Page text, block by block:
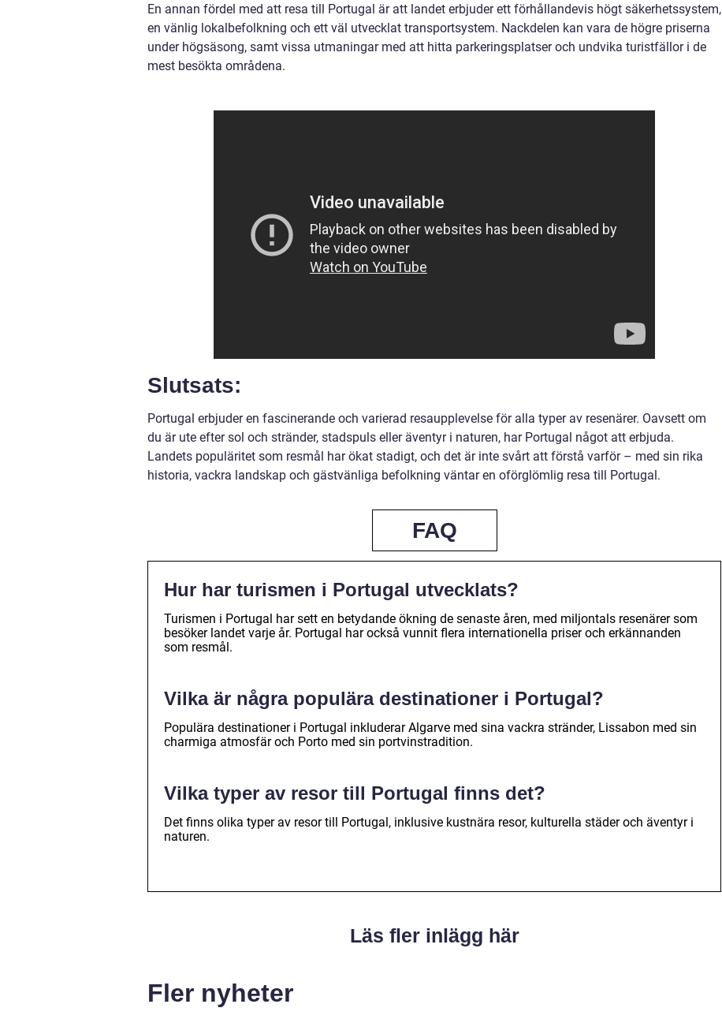
En annan fördel med att resa till Portugal är att landet erbjuder ett förhållandevis högt säkerhetssystem,
en vänlig lokalbefolkning och ett väl utvecklat transportsystem. Nackdelen kan vara de högre priserna
under högsäsong, samt vissa utmaningar med att hitta parkeringsplatser och undvika turistfällor i de
mest besökta områdena.
Slutsats:
Portugal erbjuder en fascinerande och varierad resaupplevelse för alla typer av resenärer. Oavsett om
du är ute efter sol och stränder, stadspuls eller äventyr i naturen, har Portugal något att erbjuda.
Landets populäritet som resmål har ökat stadigt, och det är inte svårt att förstå varför – med sin rika
historia, vackra landskap och gästvänliga befolkning väntar en oförglömlig resa till Portugal.
FAQ
Hur har turismen i Portugal utvecklats?
Turismen i Portugal har sett en betydande ökning de senaste åren, med miljontals resenärer som
besöker landet varje år. Portugal har också vunnit flera internationella priser och erkännanden
som resmål.
Vilka är några populära destinationer i Portugal?
Populära destinationer i Portugal inkluderar Algarve med sina vackra stränder, Lissabon med sin
charmiga atmosfär och Porto med sin portvinstradition.
Vilka typer av resor till Portugal finns det?
Det finns olika typer av resor till Portugal, inklusive kustnära resor, kulturella städer och äventyr i
naturen.
Läs fler inlägg här
Fler nyheter